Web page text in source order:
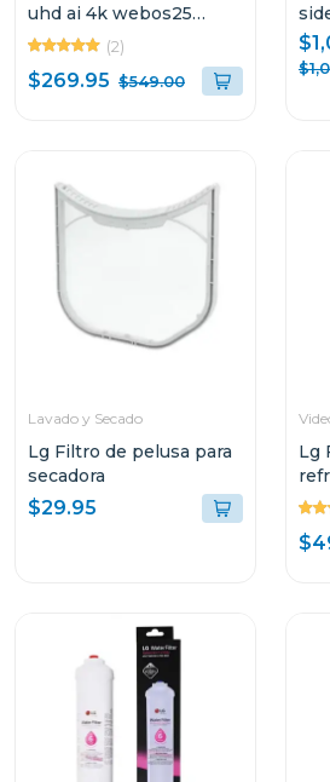
uhd ai 4k webos25
alpha 7 50ua7300
(2)
$269.95 $549.00
Lavado y Secado
Lg Filtro de pelusa para
secadora
$29.95
Lg